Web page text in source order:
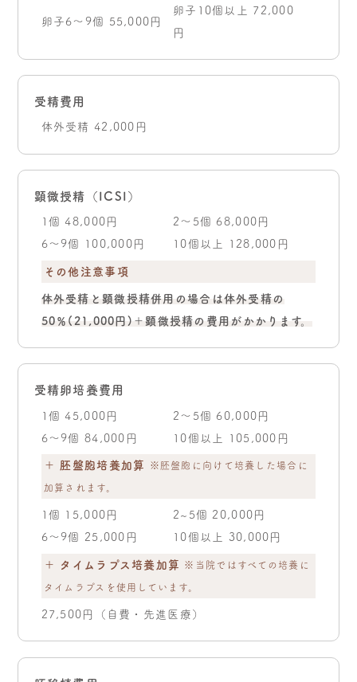
卵子6～9個 55,000円
卵子10個以上 72,000
円
受精費用
体外受精 42,000円
顕微授精（ICSI）
1個 48,000円
2～5個 68,000円
6～9個 100,000円
10個以上 128,000円
その他注意事項
体外受精と顕微授精併用の場合は体外受精の
50％(21,000円)＋顕微授精の費用がかかります。
受精卵培養費用
1個 45,000円
2～5個 60,000円
6～9個 84,000円
10個以上 105,000円
＋ 胚盤胞培養加算 ※胚盤胞に向けて培養した場合に
加算されます。
1個 15,000円
2~5個 20,000円
6～9個 25,000円
10個以上 30,000円
＋ タイムラプス培養加算 ※当院ではすべての培養に
タイムラプスを使用しています。
27,500円（自費・先進医療）